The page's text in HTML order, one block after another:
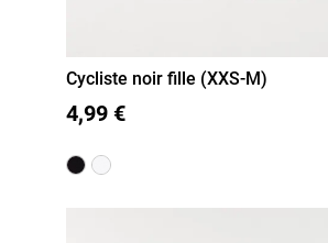
XXS/12A XS/14A S/16A
Cycliste noir fille (XXS-M)
4,99 €